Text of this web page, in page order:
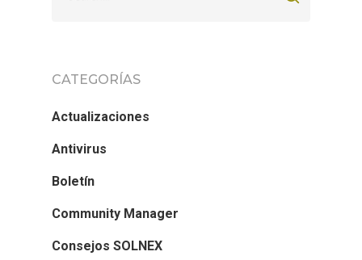
CATEGORÍAS
Actualizaciones
Antivirus
Boletín
Community Manager
Consejos SOLNEX